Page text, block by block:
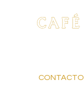
CONTACTO